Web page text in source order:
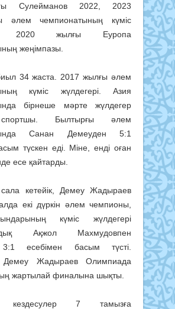
Сулейманов 2022, 2023
әлем чемпионатының күміс
2020 жылғы Еуропа
жеңімпазы.
34 жаста. 2017 жылғы әлем
күміс жүлдегері. Азия
бірнеше мәрте жүлдегер
Былтырғы әлем
Санан Демеуден 5:1
түскен еді. Міне, енді оған
есе қайтарды.
сала кетейік, Демеу Жадыраев
екі дүркін әлем чемпионы,
күміс жүлдегері
Ақжол Махмудовпен
3:1 есебімен басым түсті.
Жадыраев Олимпиада
жартылай финалына шықты.
кездесулер 7 тамызға